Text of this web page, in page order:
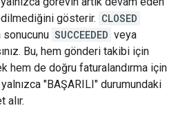
gösterir. CLOSED
SUCCEEDED veya
Bu, hem gönderi takibi için
hem de doğru faturalandırma için
"BAŞARILI" durumundaki
alır.